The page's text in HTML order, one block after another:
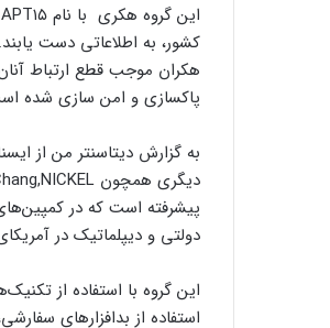
کشور، به اطلاعاتی دست
هکران موجب قطع ارتباط
پاکسازی و امن سازی شده
پیشرفته است که در
دولتی و دیپلماتیک در
این گروه با استفاده از
استفاده از بدافزارهای